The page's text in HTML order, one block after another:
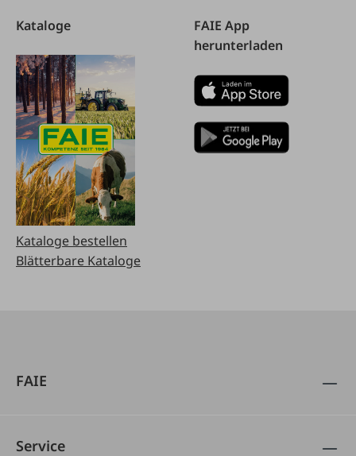
Kataloge
Kataloge bestellen
Blätterbare Kataloge
FAIE App
herunterladen
FAIE
Service